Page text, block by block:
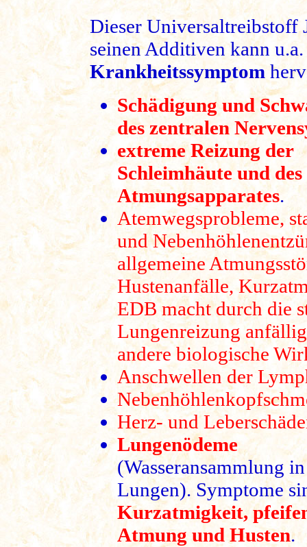
Dieser Universaltreibstoff
seinen Additiven kann
Krankheitssymptom
Schädigung und
des zentralen
extreme Reizung der
Schleimhäute und des
Atmungsapparates.
Atemwegsprobleme,
und
allgemeine
Hustenanfälle,
EDB macht durch die
Lungenreizung
andere biologische
Anschwellen der
Herz- und
Lungenödeme
(Wasseransammlung
Lungen). Symptome
Kurzatmigkeit,
Atmung und Husten.